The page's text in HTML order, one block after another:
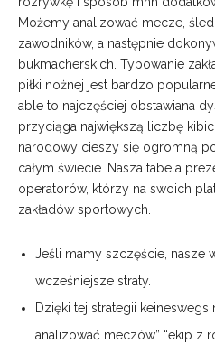
Możemy analizować mecze,
zawodników, a następnie
bukmacherskich. Typowanie
piłki nożnej jest bardzo
able to najczęściej obstawiana
przyciąga największą liczbę
narodowy cieszy się ogromną
całym świecie. Nasza tabela
operatorów, którzy na swoich
zakładów sportowych.
Jeśli mamy szczęście, nasze
wcześniejsze straty.
Dzięki tej strategii
analizować meczów” “ekip z